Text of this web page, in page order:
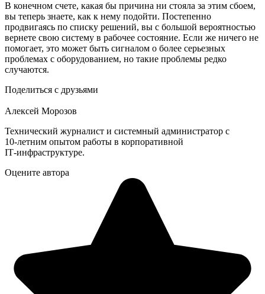
В конечном счете, какая бы причина ни стояла за этим сбоем,
вы теперь знаете, как к нему подойти. Постепенно
продвигаясь по списку решений, вы с большой вероятностью
вернете свою систему в рабочее состояние. Если же ничего не
помогает, это может быть сигналом о более серьезных
проблемах с оборудованием, но такие проблемы редко
случаются.
Поделиться с друзьями
Алексей Морозов
Технический журналист и системный администратор с
10‑летним опытом работы в корпоративной
IT‑инфраструктуре.
Оцените автора